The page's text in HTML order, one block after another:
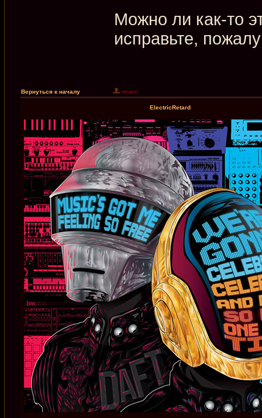
Можно ли как-то
исправьте,
Вернуться к началу
ElectricRetard